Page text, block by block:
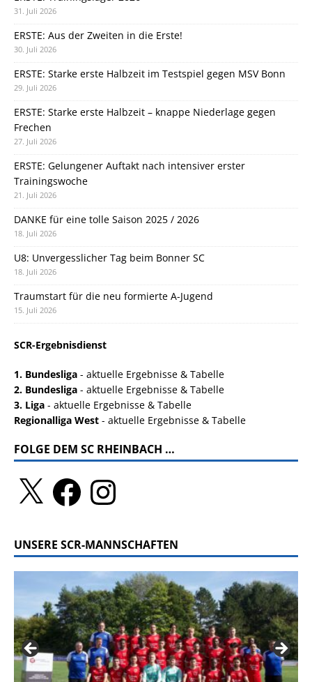
31. Juli 2026
ERSTE: Aus der Zweiten in die Erste!
30. Juli 2026
ERSTE: Starke erste Halbzeit im Testspiel gegen MSV Bonn
29. Juli 2026
ERSTE: Starke erste Halbzeit – knappe Niederlage gegen
Frechen
27. Juli 2026
ERSTE: Gelungener Auftakt nach intensiver erster
Trainingswoche
21. Juli 2026
DANKE für eine tolle Saison 2025 / 2026
18. Juli 2026
U8: Unvergesslicher Tag beim Bonner SC
18. Juli 2026
Traumstart für die neu formierte A-Jugend
15. Juli 2026
SCR-Ergebnisdienst
1. Bundesliga - aktuelle Ergebnisse & Tabelle
2. Bundesliga - aktuelle Ergebnisse & Tabelle
3. Liga - aktuelle Ergebnisse & Tabelle
Regionalliga West - aktuelle Ergebnisse & Tabelle
FOLGE DEM SC RHEINBACH …
UNSERE SCR-MANNSCHAFTEN